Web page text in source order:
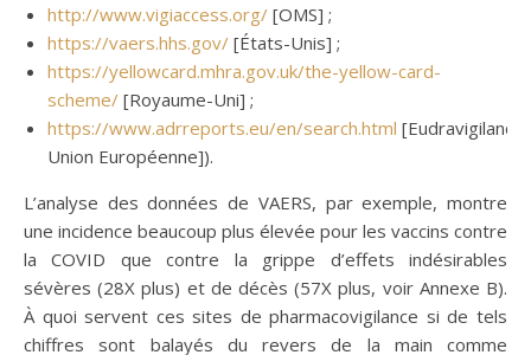
http://www.vigiaccess.org/ [OMS] ;
https://vaers.hhs.gov/ [États-Unis] ;
https://yellowcard.mhra.gov.uk/the-yellow-card-
scheme/ [Royaume-Uni] ;
https://www.adrreports.eu/en/search.html [Eudravigilance,
Union Européenne]).
L’analyse des données de VAERS, par exemple, montre
une incidence beaucoup plus élevée pour les vaccins contre
la COVID que contre la grippe d’effets indésirables
sévères (28X plus) et de décès (57X plus, voir Annexe B).
À quoi servent ces sites de pharmacovigilance si de tels
chiffres sont balayés du revers de la main comme